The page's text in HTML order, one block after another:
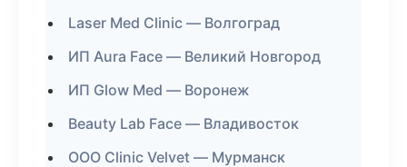
Laser Med Clinic — Волгоград
ИП Aura Face — Великий Новгород
ИП Glow Med — Воронеж
Beauty Lab Face — Владивосток
ООО Clinic Velvet — Мурманск